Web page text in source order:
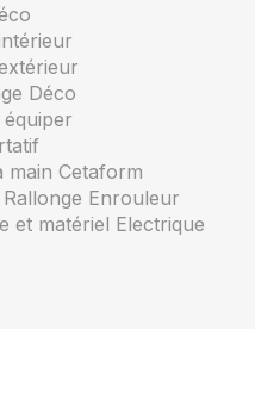
Déco
main Cetaform
Enrouleur
et matériel Electrique